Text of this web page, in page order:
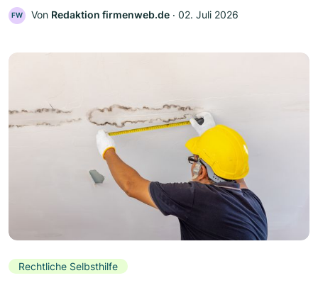
FW Von Redaktion firmenweb.de ‧ 02. Juli 2026
Rechtliche Selbsthilfe